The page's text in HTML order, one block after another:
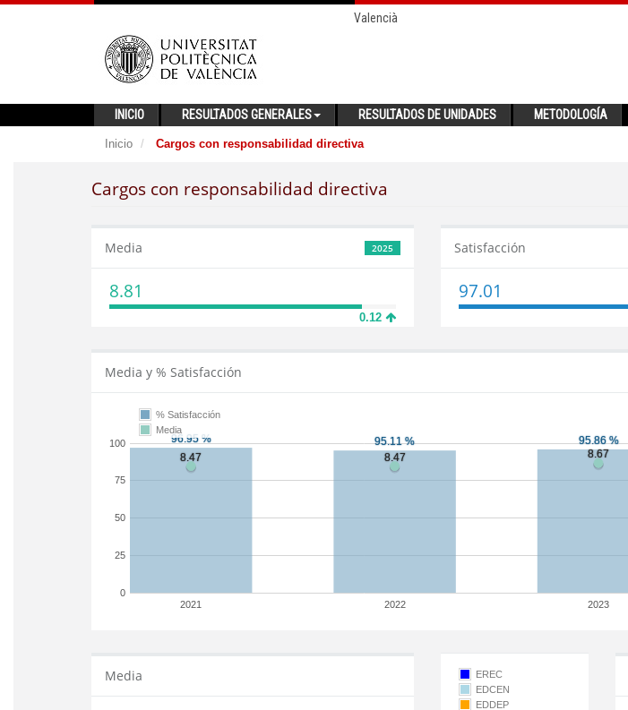
Valencià
INICIO RESULTADOS GENERALES RESULTADOS DE UNIDADES METODOLOGÍA
Inicio Cargos con responsabilidad directiva
Cargos con responsabilidad directiva
2025
Media
8.81
0.12
Satisfacción
97.01
Media y % Satisfacción
2021 2022 2023
0
25
50
75
100
% Satisfacción
Media
Media
EREC
EDCEN
EDDEP